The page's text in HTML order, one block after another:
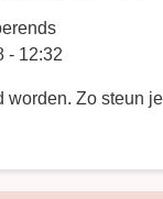
- 12:32
worden. Zo steun